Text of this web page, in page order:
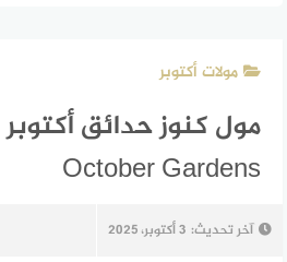
مولات أكتوبر
October Gardens
آخر تحديث: 3 أكتوبر، 2025